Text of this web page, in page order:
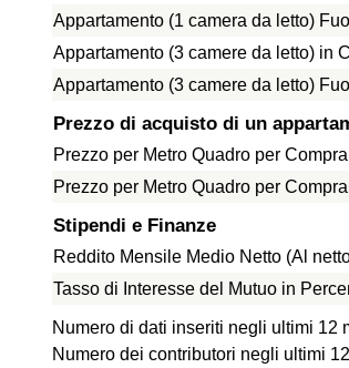
Appartamento (1 camera da letto)
Appartamento (3 camere da letto) in
Appartamento (3 camere da letto)
Prezzo di acquisto di un
Prezzo per Metro Quadro per
Prezzo per Metro Quadro per
Stipendi e Finanze
Reddito Mensile Medio Netto (Al
Tasso di Interesse del Mutuo in
Numero di dati inseriti negli ultimi 12
Numero dei contributori negli ultimi